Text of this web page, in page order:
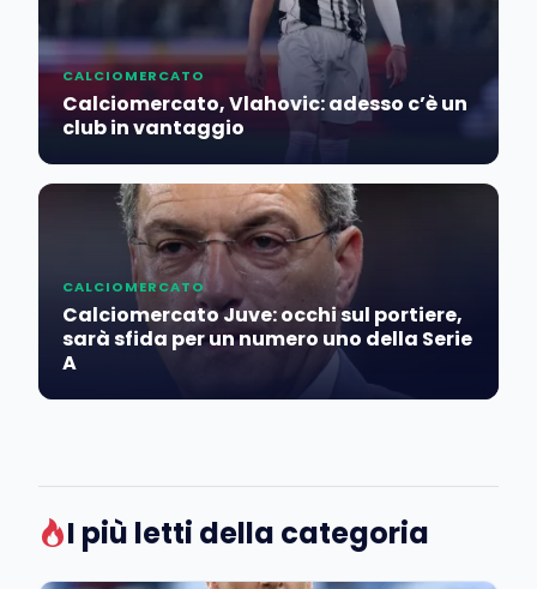
CALCIOMERCATO
Calciomercato, Vlahovic: adesso c’è un
club in vantaggio
CALCIOMERCATO
Calciomercato Juve: occhi sul portiere,
sarà sfida per un numero uno della Serie
A
I più letti della categoria